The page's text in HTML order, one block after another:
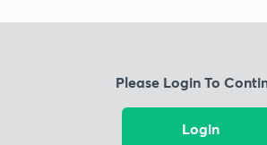
Please Login To
Login